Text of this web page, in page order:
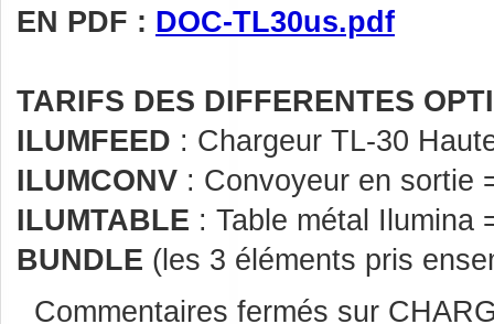
EN PDF : DOC-TL30us.pdf
TARIFS DES DIFFERENTES
ILUMFEED : Chargeur TL-30
ILUMCONV : Convoyeur en sortie
ILUMTABLE : Table métal Ilumina
BUNDLE (les 3 éléments pris
Commentaires fermés sur